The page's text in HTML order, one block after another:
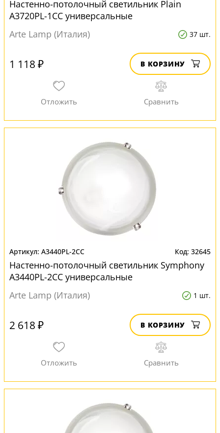
Настенно-потолочный светильник Plain
A3720PL-1CC универсальные
Arte Lamp (Италия)
37 шт.
1 118 ₽ В КОРЗИНУ
A3440PL-2CC 32645
Настенно-потолочный светильник Symphony
A3440PL-2CC универсальные
Arte Lamp (Италия)
1 шт.
2 618 ₽ В КОРЗИНУ